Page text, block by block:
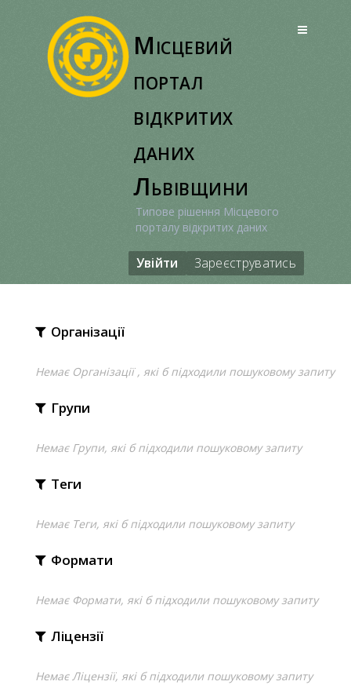
Місцевий
портал
відкритих
даних
Львівщини
Типове рішення Місцевого
порталу відкритих даних
Увійти Зареєструватись
Організації
Немає Організації , які б підходили пошуковому запиту
Групи
Немає Групи, які б підходили пошуковому запиту
Теги
Немає Теги, які б підходили пошуковому запиту
Формати
Немає Формати, які б підходили пошуковому запиту
Ліцензії
Немає Ліцензії, які б підходили пошуковому запиту